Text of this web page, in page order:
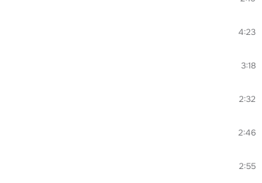
4:23
3:18
2:32
2:46
2:55